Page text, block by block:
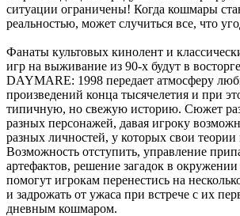
ситуации ограничены! Когда кошмары
реальностью, может случиться все, что
Фанаты культовых кинолент и
игр на выживание из 90-х будут в
DAYMARE: 1998 передает атмосферу
произведений конца тысячелетия и при
типичную, но свежую историю. Сюжет
разных персонажей, давая игроку
разных личностей, у которых свои
Возможность отступить, управление
артефактов, решение загадок в
помогут игрокам перенестись на
и задрожать от ужаса при встрече с их
дневным кошмаром.